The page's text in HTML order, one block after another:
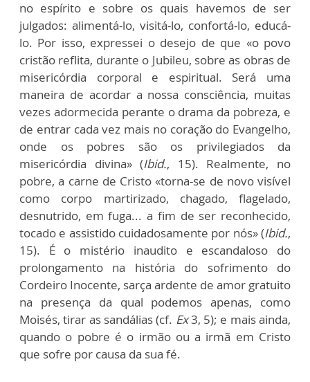
no espírito e sobre os quais havemos de ser
julgados: alimentá-lo, visitá-lo, confortá-lo, educá-
lo. Por isso, expressei o desejo de que «o povo
cristão reflita, durante o Jubileu, sobre as obras de
misericórdia corporal e espiritual. Será uma
maneira de acordar a nossa consciência, muitas
vezes adormecida perante o drama da pobreza, e
de entrar cada vez mais no coração do Evangelho,
onde os pobres são os privilegiados da
misericórdia divina» (Ibid., 15). Realmente, no
pobre, a carne de Cristo «torna-se de novo visível
como corpo martirizado, chagado, flagelado,
desnutrido, em fuga... a fim de ser reconhecido,
tocado e assistido cuidadosamente por nós» (Ibid.,
15). É o mistério inaudito e escandaloso do
prolongamento na história do sofrimento do
Cordeiro Inocente, sarça ardente de amor gratuito
na presença da qual podemos apenas, como
Moisés, tirar as sandálias (cf. Ex3, 5); e mais ainda,
quando o pobre é o irmão ou a irmã em Cristo
que sofre por causa da sua fé.